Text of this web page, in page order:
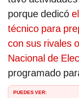
porque dedicó
técnico para
con sus rivales
Nacional de
programado
PUEDES VER: